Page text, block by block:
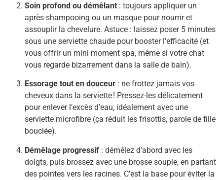
Soin profond ou démêlant : toujours appliquer un
après-shampooing ou un masque pour nourrir et
assouplir la chevelure. Astuce : laissez poser 5 minutes
sous une serviette chaude pour booster l’efficacité (et
vous offrir un mini moment spa, même si votre chat
vous regarde bizarrement dans la salle de bain).
Essorage tout en douceur : ne frottez jamais vos
cheveux dans la serviette ! Pressez-les délicatement
pour enlever l’excès d’eau, idéalement avec une
serviette microfibre (ça réduit les frisottis, parole de fille
bouclée).
Démêlage progressif : démêlez d’abord avec les
doigts, puis brossez avec une brosse souple, en partant
des pointes vers les racines. C’est la base pour éviter la